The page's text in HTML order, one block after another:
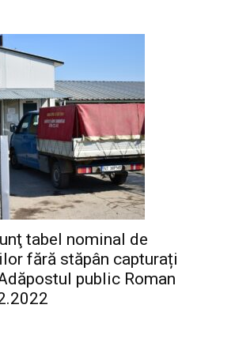
tabel nominal de
fără stăpân capturați
public Roman